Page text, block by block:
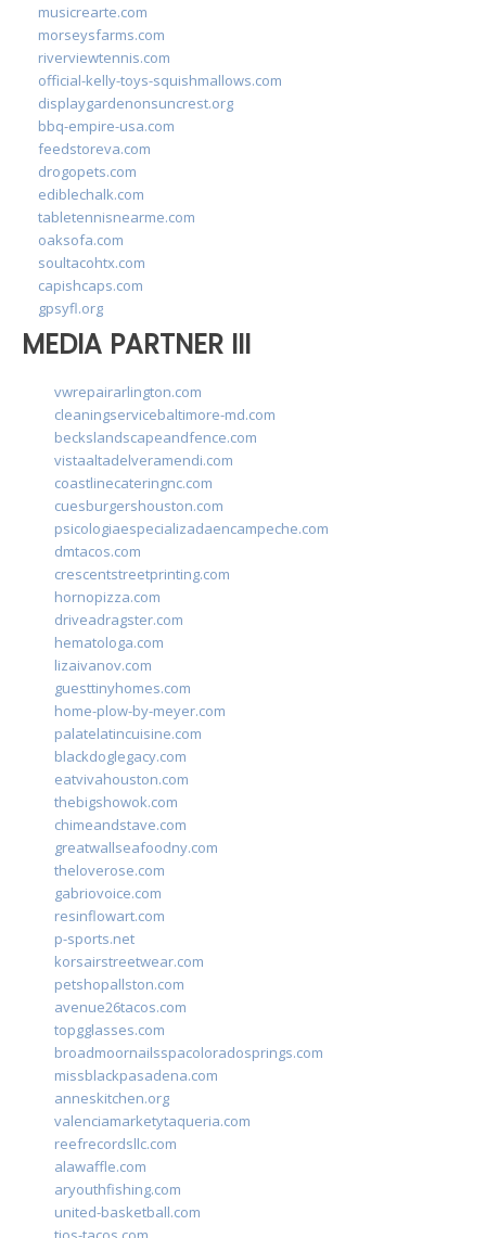
musicrearte.com
morseysfarms.com
riverviewtennis.com
official-kelly-toys-squishmallows.com
displaygardenonsuncrest.org
bbq-empire-usa.com
feedstoreva.com
drogopets.com
ediblechalk.com
tabletennisnearme.com
oaksofa.com
soultacohtx.com
capishcaps.com
gpsyfl.org
MEDIA PARTNER III
vwrepairarlington.com
cleaningservicebaltimore-md.com
beckslandscapeandfence.com
vistaaltadelveramendi.com
coastlinecateringnc.com
cuesburgershouston.com
psicologiaespecializadaencampeche.com
dmtacos.com
crescentstreetprinting.com
hornopizza.com
driveadragster.com
hematologa.com
lizaivanov.com
guesttinyhomes.com
home-plow-by-meyer.com
palatelatincuisine.com
blackdoglegacy.com
eatvivahouston.com
thebigshowok.com
chimeandstave.com
greatwallseafoodny.com
theloverose.com
gabriovoice.com
resinflowart.com
p-sports.net
korsairstreetwear.com
petshopallston.com
avenue26tacos.com
topgglasses.com
broadmoornailsspacoloradosprings.com
missblackpasadena.com
anneskitchen.org
valenciamarketytaqueria.com
reefrecordsllc.com
alawaffle.com
aryouthfishing.com
united-basketball.com